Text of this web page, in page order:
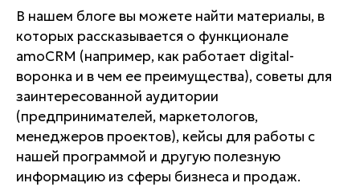
В нашем блоге вы можете найти материалы, в
которых рассказывается о функционале
amoCRM (например, как работает digital-
воронка и в чем ее преимущества), советы для
заинтересованной аудитории
(предпринимателей, маркетологов,
менеджеров проектов), кейсы для работы с
нашей программой и другую полезную
информацию из сферы бизнеса и продаж.